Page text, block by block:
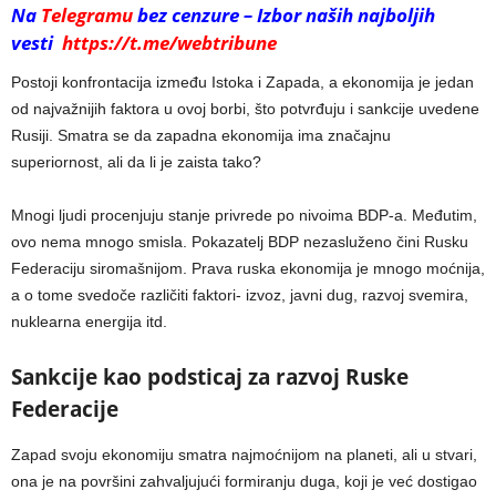
Na Telegramubez cenzure – Izbor naših najboljih
vestihttps://t.me/webtribune
Postoji konfrontacija između Istoka i Zapada, a ekonomija je jedan
od najvažnijih faktora u ovoj borbi, što potvrđuju i sankcije uvedene
Rusiji. Smatra se da zapadna ekonomija ima značajnu
superiornost, ali da li je zaista tako?
Mnogi ljudi procenjuju stanje privrede po nivoima BDP-a. Međutim,
ovo nema mnogo smisla. Pokazatelj BDP nezasluženo čini Rusku
Federaciju siromašnijom. Prava ruska ekonomija je mnogo moćnija,
a o tome svedoče različiti faktori- izvoz, javni dug, razvoj svemira,
nuklearna energija itd.
Sankcije kao podsticaj za razvoj Ruske
Federacije
Zapad svoju ekonomiju smatra najmoćnijom na planeti, ali u stvari,
ona je na površini zahvaljujući formiranju duga, koji je već dostigao